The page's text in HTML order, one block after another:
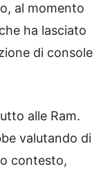
al momento
ha lasciato
di console
alle Ram.
valutando di
contesto,